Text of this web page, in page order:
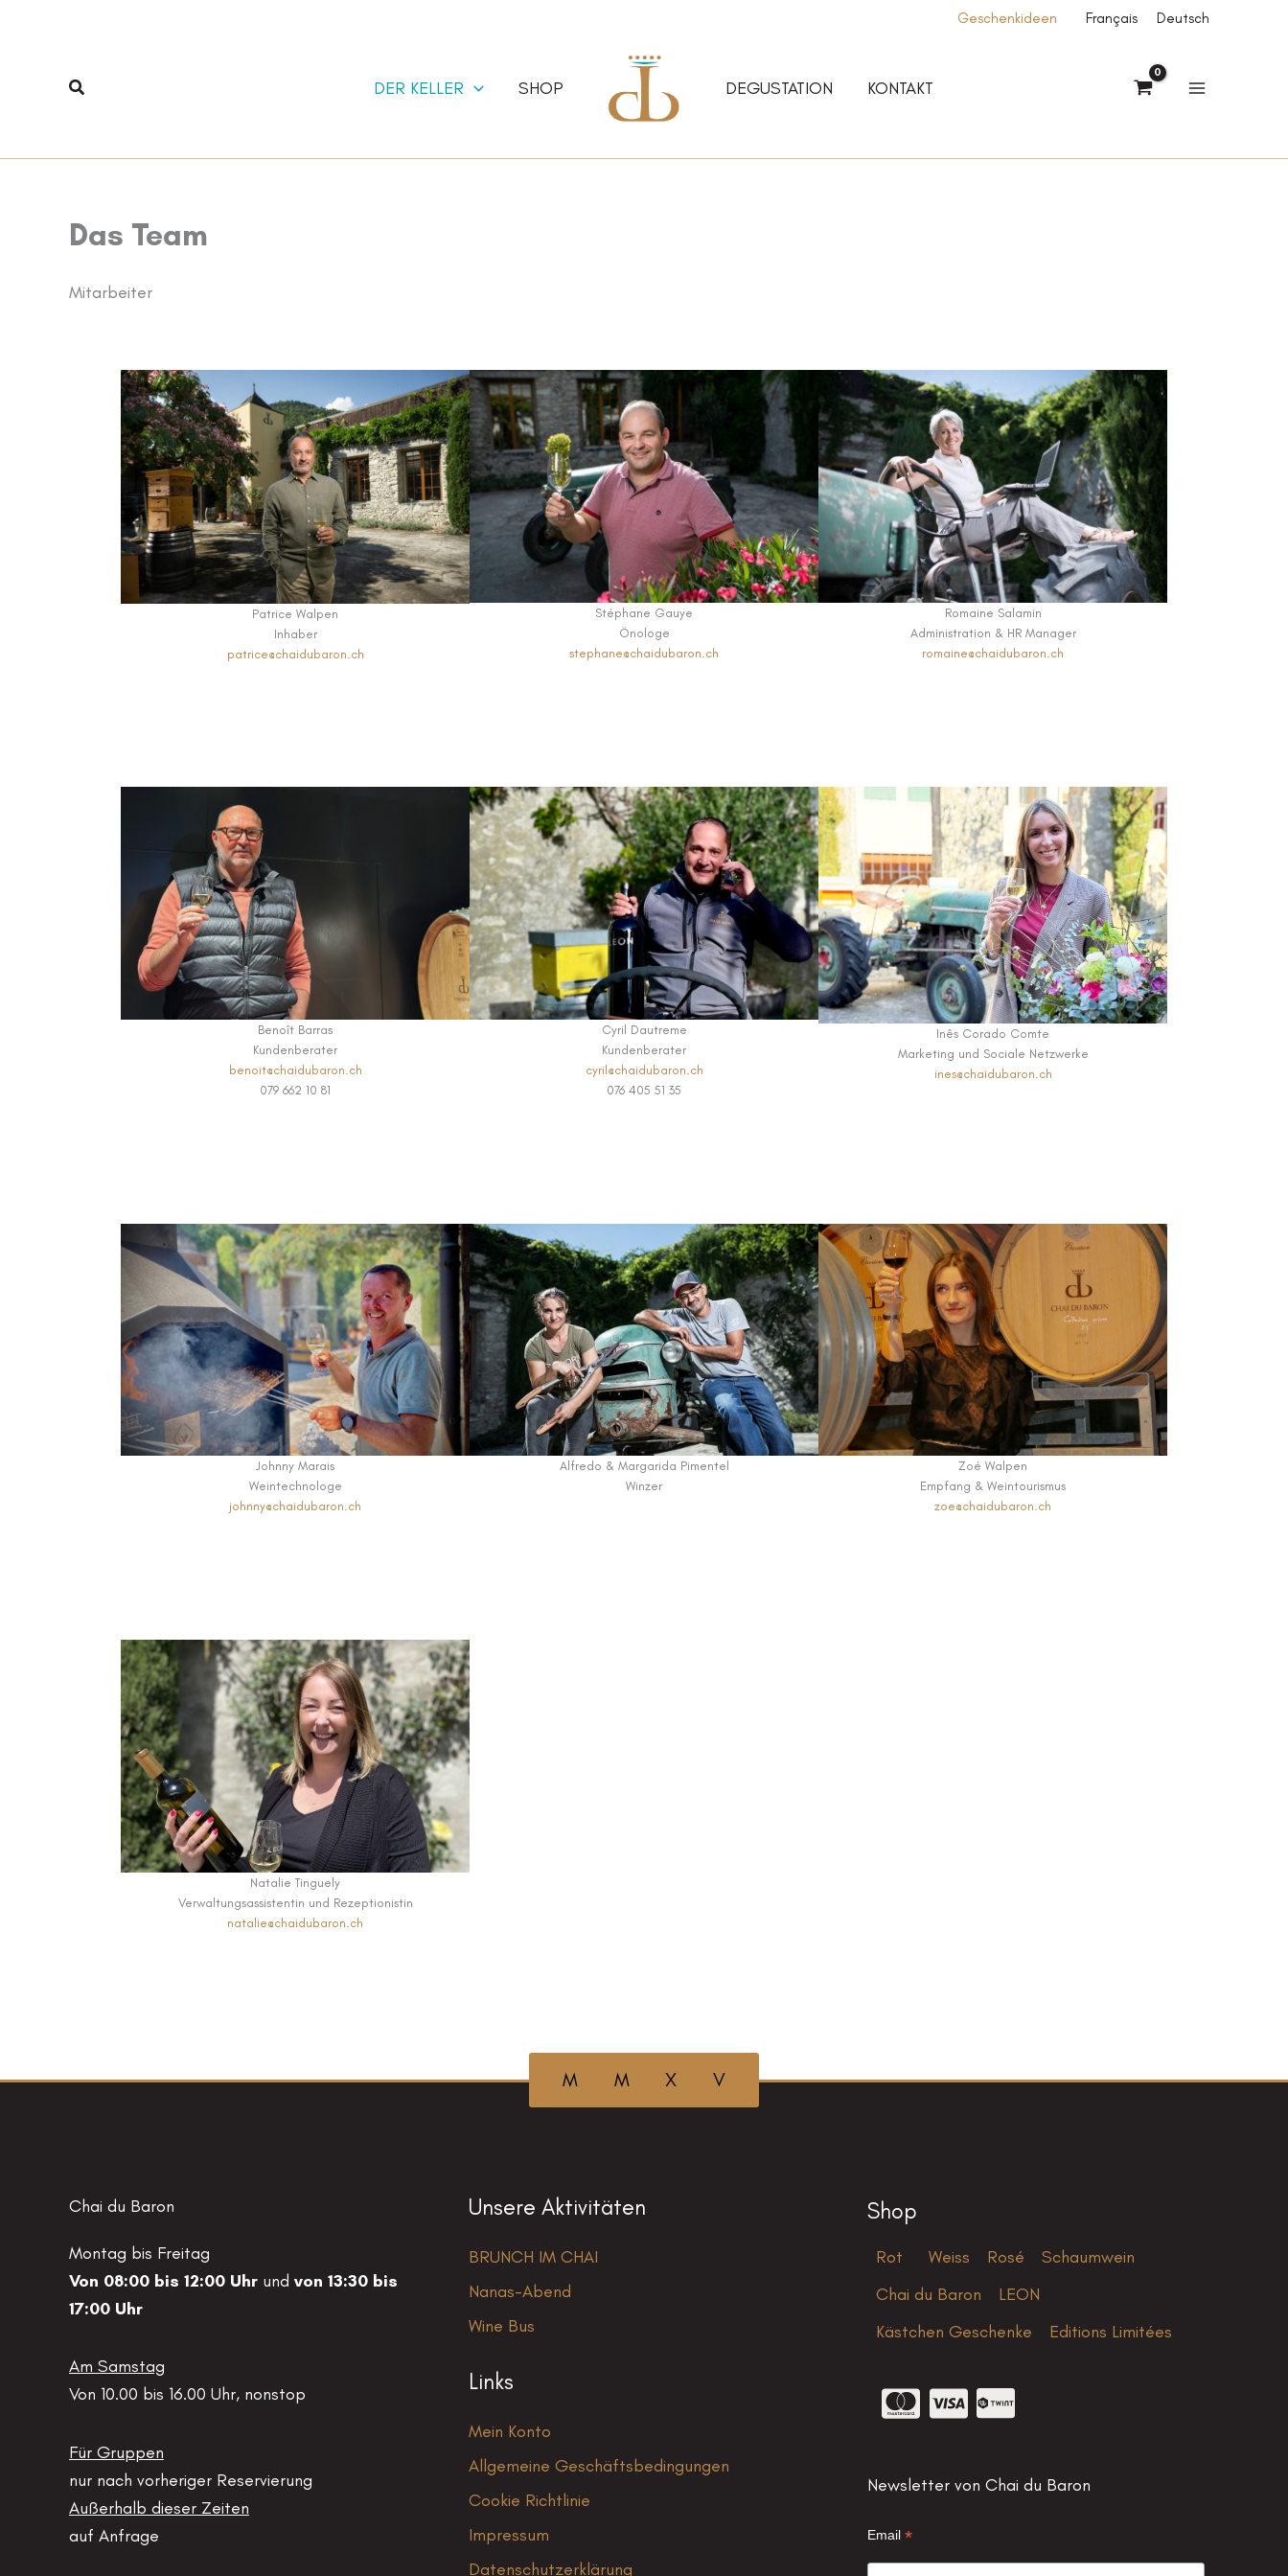
Geschenkideen Français Deutsch
Suchen DER KELLER SHOP DEGUSTATION KONTAKT
Das Team
Mitarbeiter
Patrice Walpen
Inhaber
patrice@chaidubaron.ch
Stéphane Gauye
Önologe
stephane@chaidubaron.ch
Romaine Salamin
Administration & HR Manager
romaine@chaidubaron.ch
Benoît Barras
Kundenberater
benoit@chaidubaron.ch
079 662 10 81
Cyril Dautreme
Kundenberater
cyril@chaidubaron.ch
076 405 51 35
Inês Corado Comte
Marketing und Sociale Netzwerke
ines@chaidubaron.ch
Johnny Marais
Weintechnologe
johnny@chaidubaron.ch
Alfredo & Margarida Pimentel
Winzer
Zoé Walpen
Empfang & Weintourismus
zoe@chaidubaron.ch
Natalie Tinguely
Verwaltungsassistentin und Rezeptionistin
natalie@chaidubaron.ch
M M X V
Chai du Baron
Montag bis Freitag
Von 08:00 bis 12:00 Uhr und von 13:30 bis
17:00 Uhr
Am Samstag
Von 10.00 bis 16.00 Uhr, nonstop
Für Gruppen
nur nach vorheriger Reservierung
Außerhalb dieser Zeiten
auf Anfrage
Unsere Aktivitäten
BRUNCH IM CHAI
Nanas-Abend
Wine Bus
Links
Mein Konto
Allgemeine Geschäftsbedingungen
Cookie Richtlinie
Impressum
Datenschutzerklärung
Shop
Rot Weiss Rosé
Schaumwein
Chai du Baron
LEON
Kästchen Geschenke
Editions Limitées
Newsletter von Chai du Baron
Email*